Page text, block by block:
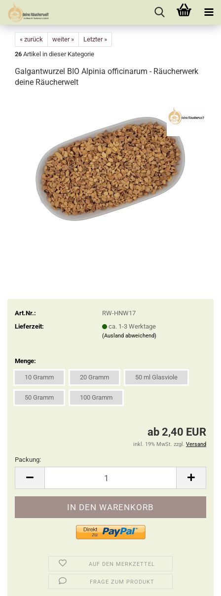
« zurück weiter »
Letzter »
26 Artikel in dieser Kategorie
Galgantwurzel BIO Alpinia officinarum - Räucherwerk
deine Räucherwelt
Art.Nr.:
RW-HNW17
Lieferzeit:
ca. 1-3 Werktage
(Ausland abweichend)
Menge:
10 Gramm 20 Gramm 50 ml Glasviole
50 Gramm 100 Gramm
ab 2,40 EUR
inkl. 19% MwSt. zzgl. Versand
Packung:
AUF DEN MERKZETTEL
FRAGE ZUM PRODUKT